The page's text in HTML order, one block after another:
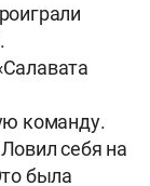
команду.
себя на
была